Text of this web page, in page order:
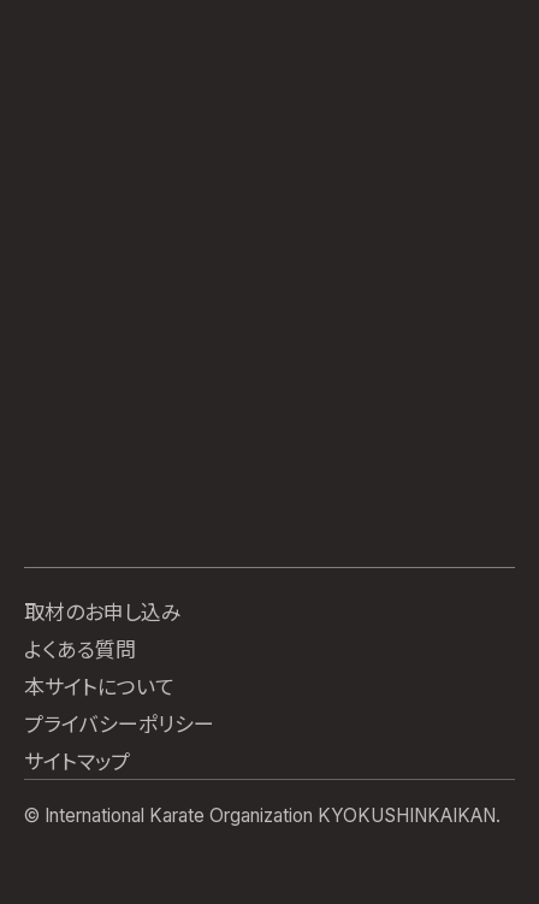
取材のお申し込み
よくある質問
本サイトについて
プライバシーポリシー
サイトマップ
© International Karate Organization KYOKUSHINKAIKAN.